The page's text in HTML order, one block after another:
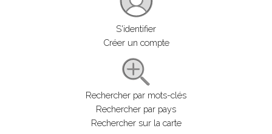
S'identifier
Créer un compte
Rechercher par mots-clés
Rechercher par pays
Rechercher sur la carte